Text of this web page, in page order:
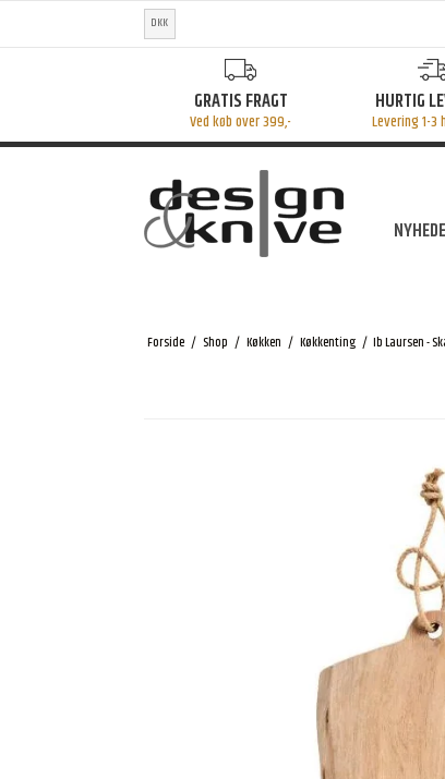
DKK
GRATIS FRAGT
Ved køb over 399,-
HURTIG
Levering 1-3
Forside / Shop / Køkken / Køkkenting / Ib Laursen -